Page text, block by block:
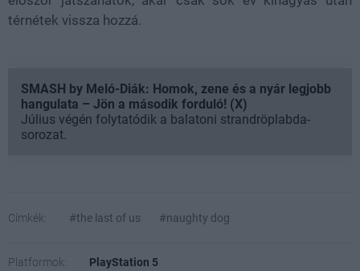
térnétek vissza hozzá.
SMASH by Meló-Diák: Homok, zene és a nyár legjobb
hangulata – Jön a második forduló! (X)
Július végén folytatódik a balatoni strandröplabda-
sorozat.
Címkék: #the last of us #naughty dog
Platformok: PlayStation 5